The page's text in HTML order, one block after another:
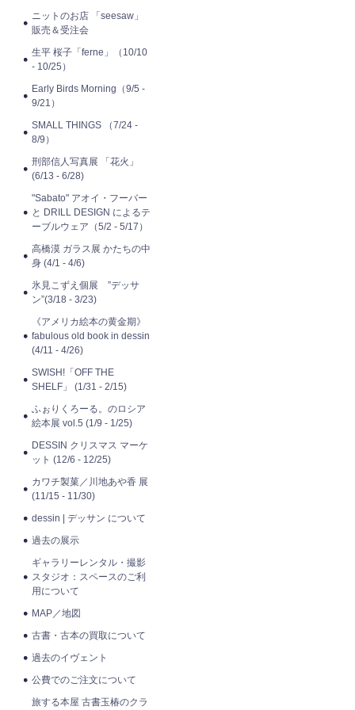
ニットのお店 「seesaw」
販売＆受注会
生平 桜子「ferne」（10/10
- 10/25）
Early Birds Morning（9/5 -
9/21）
SMALL THINGS （7/24 -
8/9）
刑部信人写真展 「花火」
(6/13 - 6/28)
"Sabato" アオイ・フーバー
と DRILL DESIGN によるテ
ーブルウェア（5/2 - 5/17）
高橋漠 ガラス展 かたちの中
身 (4/1 - 4/6)
氷見こずえ個展 ”デッサ
ン”(3/18 - 3/23)
《アメリカ絵本の黄金期》
fabulous old book in dessin
(4/11 - 4/26)
SWISH!「OFF THE
SHELF」 (1/31 - 2/15)
ふぉりくろーる。のロシア
絵本展 vol.5 (1/9 - 1/25)
DESSIN クリスマス マーケ
ット (12/6 - 12/25)
カワチ製菓／川地あや香 展
(11/15 - 11/30)
dessin | デッサン について
過去の展示
ギャラリーレンタル・撮影
スタジオ：スペースのご利
用について
MAP／地図
古書・古本の買取について
過去のイヴェント
公費でのご注文について
旅する本屋 古書玉椿のクラ